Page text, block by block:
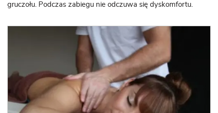
gruczołu. Podczas zabiegu nie odczuwa się dyskomfortu.